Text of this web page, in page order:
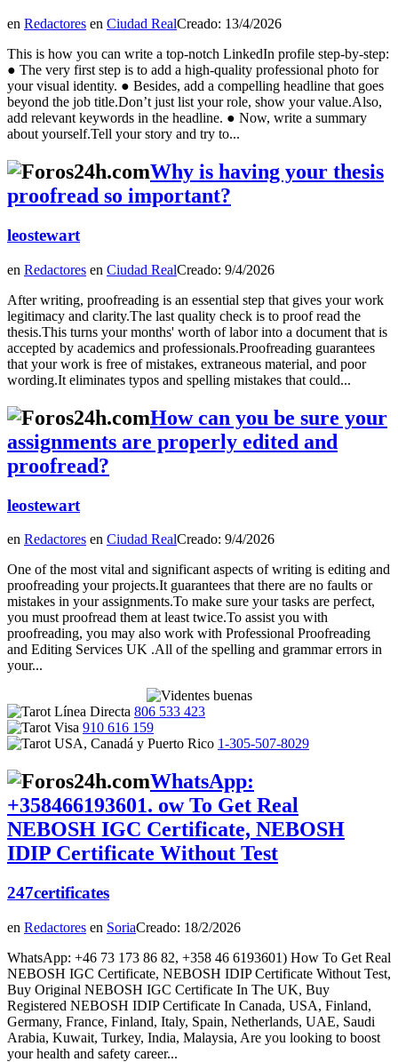
en Redactores en Ciudad RealCreado: 13/4/2026
This is how you can write a top-notch LinkedIn profile step-by-step:
● The very first step is to add a high-quality professional photo for
your visual identity. ● Besides, add a compelling headline that goes
beyond the job title.Don’t just list your role, show your value.Also,
add relevant keywords in the headline. ● Now, write a summary
about yourself.Tell your story and try to...
Why is having your thesis
proofread so important?
leostewart
en Redactores en Ciudad RealCreado: 9/4/2026
After writing, proofreading is an essential step that gives your work
legitimacy and clarity.The last quality check is to proof read the
thesis.This turns your months' worth of labor into a document that is
accepted by academics and professionals.Proofreading guarantees
that your work is free of mistakes, extraneous material, and poor
wording.It eliminates typos and spelling mistakes that could...
How can you be sure your
assignments are properly edited and
proofread?
leostewart
en Redactores en Ciudad RealCreado: 9/4/2026
One of the most vital and significant aspects of writing is editing and
proofreading your projects.It guarantees that there are no faults or
mistakes in your assignments.To make sure your tasks are perfect,
you must proofread them at least twice.To assist you with
proofreading, you may also work with Professional Proofreading
and Editing Services UK .All of the spelling and grammar errors in
your...
806 533 423
910 616 159
1-305-507-8029
WhatsApp:
+358466193601. ow To Get Real
NEBOSH IGC Certificate, NEBOSH
IDIP Certificate Without Test
247certificates
en Redactores en SoriaCreado: 18/2/2026
WhatsApp: +46 73 173 86 82, +358 46 6193601) How To Get Real
NEBOSH IGC Certificate, NEBOSH IDIP Certificate Without Test,
Buy Original NEBOSH IGC Certificate In The UK, Buy
Registered NEBOSH IDIP Certificate In Canada, USA, Finland,
Germany, France, Finland, Italy, Spain, Netherlands, UAE, Saudi
Arabia, Kuwait, Turkey, India, Malaysia, Are you looking to boost
your health and safety career...